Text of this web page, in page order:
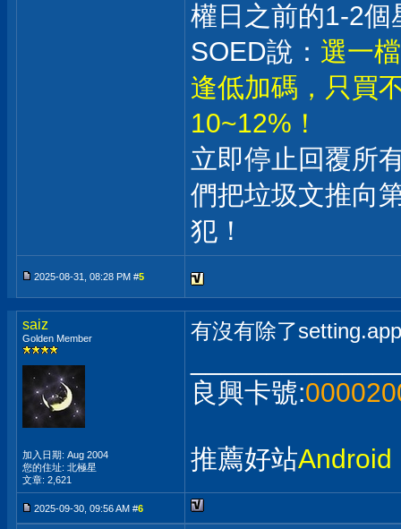
權日之前的1-2個
SOED說： 選一
逢低加碼，只買
10~12%！
立即停止回覆所
們把垃圾文推向
犯！
2025-08-31, 08:28 PM #5
saiz
Golden Member
加入日期: Aug 2004
您的住址: 北極星
文章: 2,621
有沒有除了
良興卡號:
推薦好站Android
2025-09-30, 09:56 AM #6